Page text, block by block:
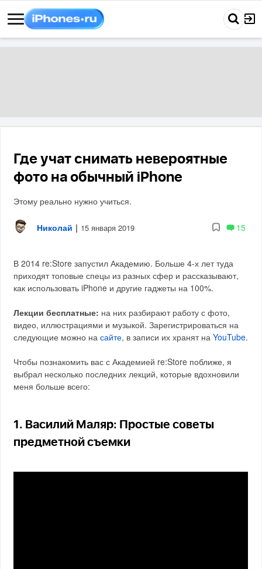
Где учат снимать невероятные
фото на обычный iPhone
Этому реально нужно учиться.
Николай | 15 января 2019 15
В 2014 re:Store запустил Академию. Больше 4-х лет туда
приходят топовые спецы из разных сфер и рассказывают,
как использовать iPhone и другие гаджеты на 100%.
Лекции бесплатные: на них разбирают работу с фото,
видео, иллюстрациями и музыкой. Зарегистрироваться на
следующие можно насайте, в записи их хранят наYouTube.
Чтобы познакомить вас с Академией re:Store поближе, я
выбрал несколько последних лекций, которые вдохновили
меня больше всего:
1. Василий Маляр: Простые советы
предметной съемки